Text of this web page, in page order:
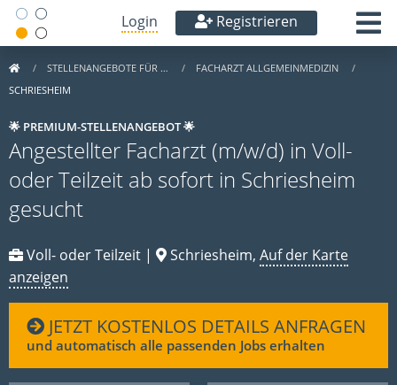
Login Registrieren
STELLENANGEBOTE FÜR …
FACHARZT ALLGEMEINMEDIZIN
SCHRIESHEIM
🌟 PREMIUM-STELLENANGEBOT 🌟
Angestellter Facharzt (m/w/d) in Voll-
oder Teilzeit ab sofort in Schriesheim
gesucht
Voll- oder Teilzeit | Schriesheim, Auf der Karte
anzeigen
JETZT KOSTENLOS DETAILS ANFRAGEN
und automatisch alle passenden Jobs erhalten